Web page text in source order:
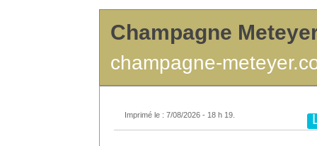
Champagne
champagne-
Imprimé le : 7/08/2026 - 18 h 19.